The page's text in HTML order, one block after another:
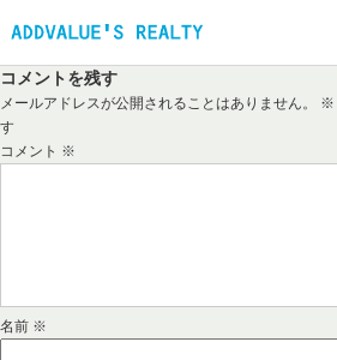
コメントを残す
メールアドレスが公開されることはありません。 ※
す
コメント ※
名前 ※